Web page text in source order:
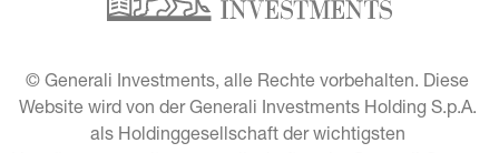
© Generali Investments, alle Rechte vorbehalten. Diese
Website wird von der Generali Investments Holding S.p.A.
als Holdinggesellschaft der wichtigsten